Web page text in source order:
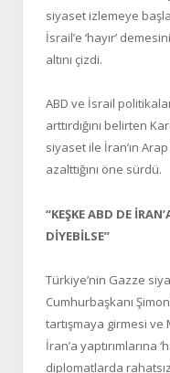
siyaset izlemeye
İsrail’e ‘hayır’
altını çizdi.
ABD ve İsrail
arttırdığını belirten
siyaset ile İran’ın
azalttığını öne sürdü.
“KEŞKE ABD DE
DİYEBİLSE”
Türkiye’nin Gazze
Cumhurbaşkanı
tartışmaya girmesi ve
İran’a yaptırımlarına
diplomatlarda